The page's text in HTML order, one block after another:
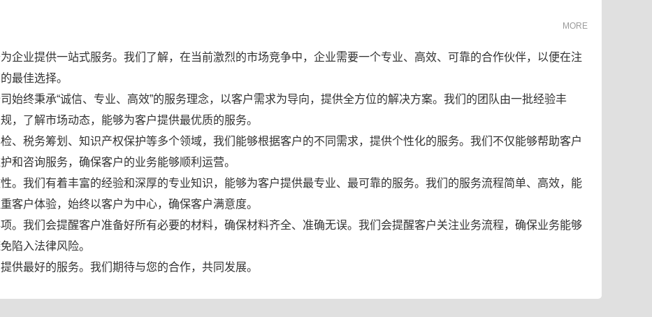
MORE
企业提供一站式服务。我们了解，在当前激烈的市场竞争中，企业需要一个专业、高效、可靠的合作伙伴，以便在注
最佳选择。
始终秉承“诚信、专业、高效”的服务理念，以客户需求为导向，提供全方位的解决方案。我们的团队由一批经验丰
，了解市场动态，能够为客户提供最优质的服务。
、税务筹划、知识产权保护等多个领域，我们能够根据客户的不同需求，提供个性化的服务。我们不仅能够帮助客户
和咨询服务，确保客户的业务能够顺利运营。
。我们有着丰富的经验和深厚的专业知识，能够为客户提供最专业、最可靠的服务。我们的服务流程简单、高效，能
客户体验，始终以客户为中心，确保客户满意度。
。我们会提醒客户准备好所有必要的材料，确保材料齐全、准确无误。我们会提醒客户关注业务流程，确保业务能够
陷入法律风险。
供最好的服务。我们期待与您的合作，共同发展。